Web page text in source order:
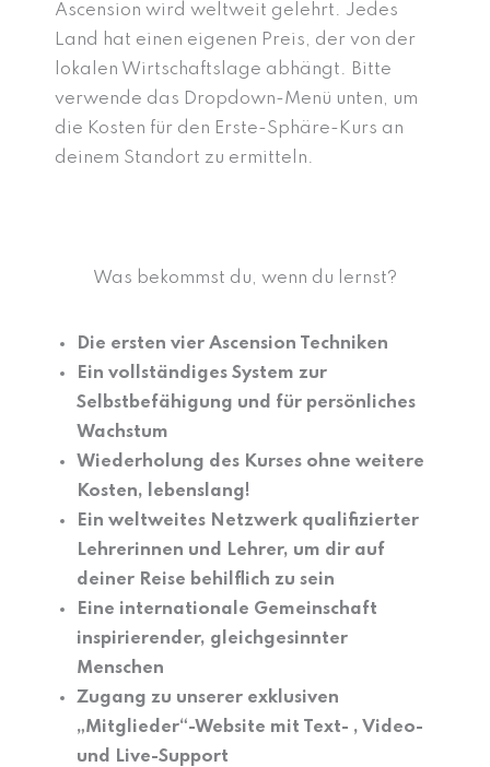
Ascension wird weltweit gelehrt. Jedes
Land hat einen eigenen Preis, der von der
lokalen Wirtschaftslage abhängt. Bitte
verwende das Dropdown-Menü unten, um
die Kosten für den Erste-Sphäre-Kurs an
deinem Standort zu ermitteln.
Was bekommst du, wenn du lernst?
Die ersten vier Ascension Techniken
Ein vollständiges System zur
Selbstbefähigung und für persönliches
Wachstum
Wiederholung des Kurses ohne weitere
Kosten, lebenslang!
Ein weltweites Netzwerk qualifizierter
Lehrerinnen und Lehrer, um dir auf
deiner Reise behilflich zu sein
Eine internationale Gemeinschaft
inspirierender, gleichgesinnter
Menschen
Zugang zu unserer exklusiven
„Mitglieder“-Website mit Text- , Video-
und Live-Support